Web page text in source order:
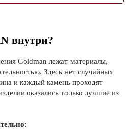
внутри?
Goldman лежат материалы,
Здесь нет случайных
и каждый камень проходят
оказались только лучшие из